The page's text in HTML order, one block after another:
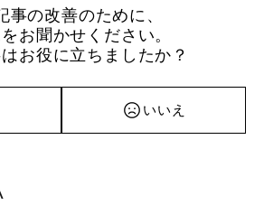
事の改善のために、
お聞かせください。
お役に立ちましたか？
いいえ